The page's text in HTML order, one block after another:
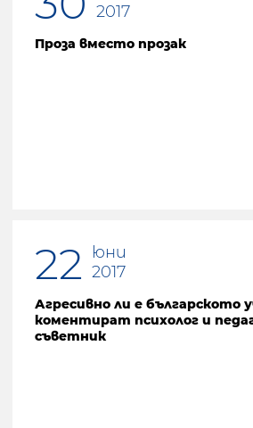
2017
Проза вместо прозак
22
юни
2017
Агресивно ли е българското
коментират психолог и
съветник